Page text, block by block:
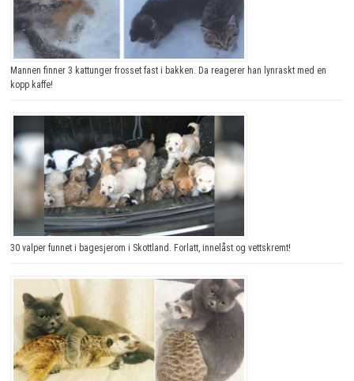
Mannen finner 3 kattunger frosset fast i bakken. Da reagerer han lynraskt med en
kopp kaffe!
30 valper funnet i bagesjerom i Skottland. Forlatt, innelåst og vettskremt!